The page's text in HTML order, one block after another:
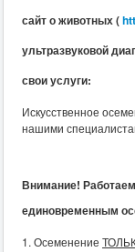
сайт о животных (
ультразвуковой
свои услуги:
Искусственное
нашими
Внимание!
единовременным
1. Осеменение